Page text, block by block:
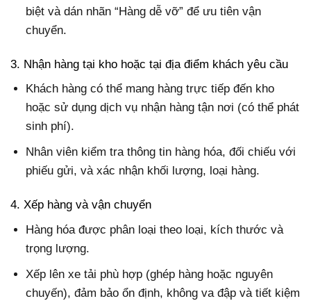
biệt và dán nhãn “Hàng dễ vỡ” để ưu tiên vận
chuyển.
3. Nhận hàng tại kho hoặc tại địa điểm khách yêu cầu
Khách hàng có thể mang hàng trực tiếp đến kho
hoặc sử dụng dịch vụ nhận hàng tận nơi (có thể phát
sinh phí).
Nhân viên kiểm tra thông tin hàng hóa, đối chiếu với
phiếu gửi, và xác nhận khối lượng, loại hàng.
4. Xếp hàng và vận chuyển
Hàng hóa được phân loại theo loại, kích thước và
trọng lượng.
Xếp lên xe tải phù hợp (ghép hàng hoặc nguyên
chuyến), đảm bảo ổn định, không va đập và tiết kiệm